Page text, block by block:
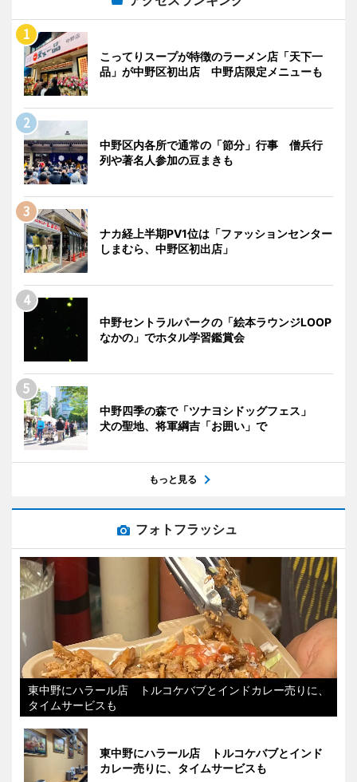
こってりスープが特徴のラーメン店「天下一
品」が中野区初出店 中野店限定メニューも
中野区内各所で通常の「節分」行事 僧兵行
列や著名人参加の豆まきも
ナカ経上半期PV1位は「ファッションセンター
しまむら、中野区初出店」
中野セントラルパークの「絵本ラウンジLOOP
なかの」でホタル学習鑑賞会
中野四季の森で「ツナヨシドッグフェス」
犬の聖地、将軍綱吉「お囲い」で
もっと見る
フォトフラッシュ
東中野にハラール店 トルコケバブとインドカレー売りに、
タイムサービスも
東中野にハラール店 トルコケバブとインド
カレー売りに、タイムサービスも